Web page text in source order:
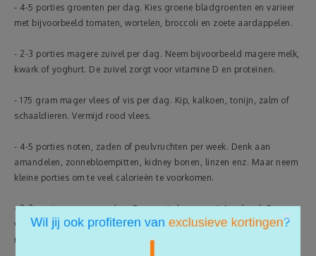
- 4-5 porties groenten per dag. Kies groene bladgroenten en varieer
met bijvoorbeeld tomaten, wortelen, broccoli en zoete aardappelen.
- 2-3 porties magere zuivel per dag. Neem bijvoorbeeld magere melk,
kwark of yoghurt. De zuivel zorgt voor vitamine D en proteïnen.
- 175 gram mager vlees of vis per dag. Kip, kalkoen, tonijn, zalm of
schaaldieren. Vermijd rood vlees.
- 4-5 porties noten, zaden of peulvruchten per week. Denk aan
amandelen, zonnebloempitten, kidney bonen, linzen enz. Maar neem
kleine porties om te veel calorieën te voorkomen.
- 2-3 porties vetten per dag. Een portie bestaat uit 1 eetlepel. De
vetten kunnen zijn olijfolie, mayonaise of boter. Vermijd producten
met transvetten.
×